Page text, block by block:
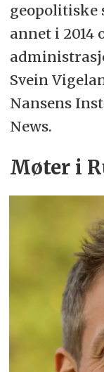
geopolitiske
annet i 2014
Svein
Nansens
News.
Møter i